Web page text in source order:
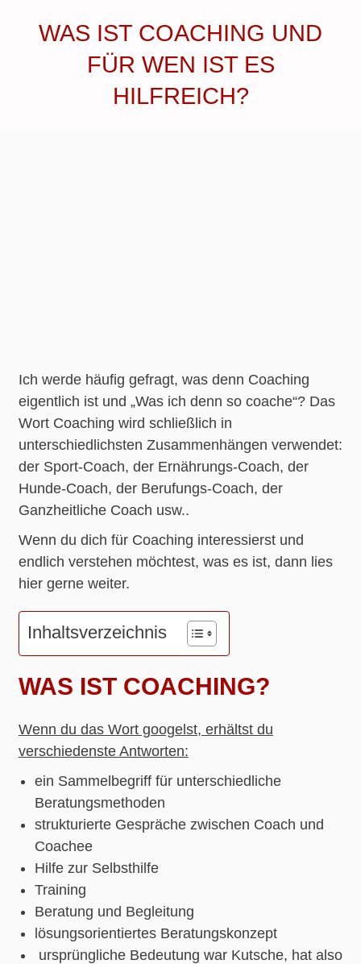
WAS IST COACHING UND
FÜR WEN IST ES
HILFREICH?
Ich werde häufig gefragt, was denn Coaching
eigentlich ist und „Was ich denn so coache“? Das
Wort Coaching wird schließlich in
unterschiedlichsten Zusammenhängen verwendet:
der Sport-Coach, der Ernährungs-Coach, der
Hunde-Coach, der Berufungs-Coach, der
Ganzheitliche Coach usw..
Wenn du dich für Coaching interessierst und
endlich verstehen möchtest, was es ist, dann lies
hier gerne weiter.
Inhaltsverzeichnis
WAS IST COACHING?
Wenn du das Wort googelst, erhältst du
verschiedenste Antworten:
ein Sammelbegriff für unterschiedliche
Beratungsmethoden
strukturierte Gespräche zwischen Coach und
Coachee
Hilfe zur Selbsthilfe
Training
Beratung und Begleitung
lösungsorientiertes Beratungskonzept
ursprüngliche Bedeutung war Kutsche, hat also